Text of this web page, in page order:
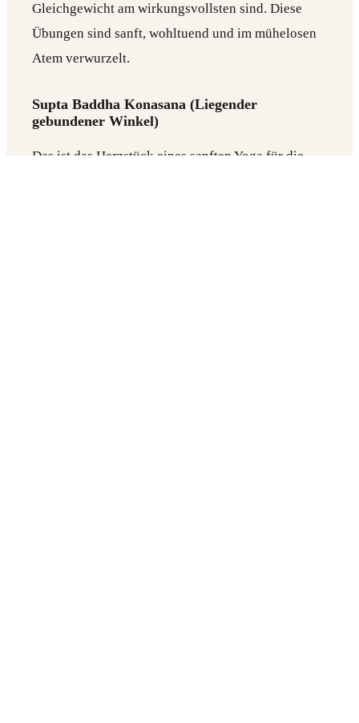
Gleichgewicht am wirkungsvollsten sind. Diese
Übungen sind sanft, wohltuend und im mühelosen
Atem verwurzelt.
Supta Baddha Konasana (Liegender
gebundener Winkel)
Das ist das Herzstück eines sanften Yoga für die